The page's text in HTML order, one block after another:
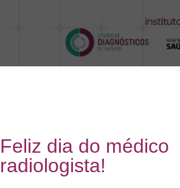
Feliz dia do médico
radiologista!